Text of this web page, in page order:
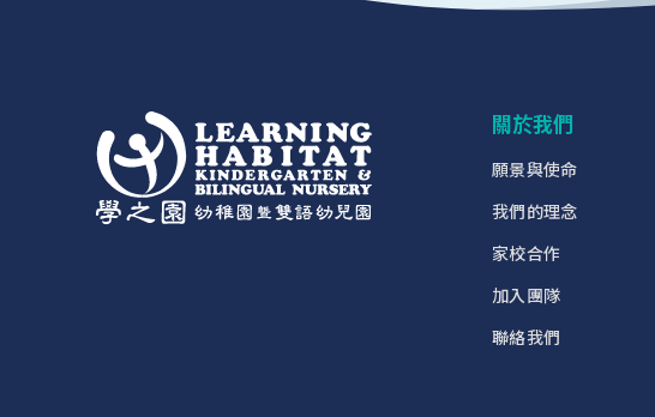
關於我們
願景與使命
我們的理念
家校合作
加入團隊
聯絡我們